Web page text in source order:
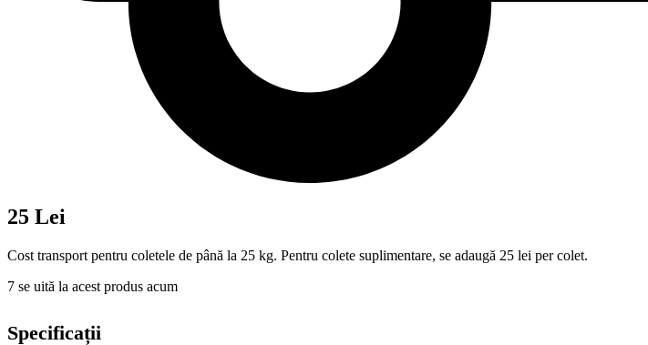
25 Lei
Cost transport pentru coletele de până la 25 kg. Pentru colete suplimentare, se adaugă 25 lei per colet.
7 se uită la acest produs acum
Specificații